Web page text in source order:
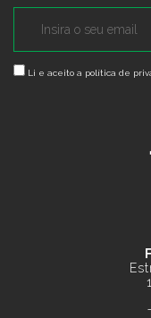
Li e aceito a política de